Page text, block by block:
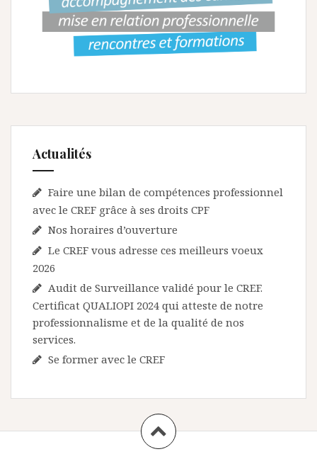
a
r
Actualités
Faire une bilan de compétences professionnel
avec le CREF grâce à ses droits CPF
Nos horaires d’ouverture
Le CREF vous adresse ces meilleurs voeux
2026
Audit de Surveillance validé pour le CREF.
Certificat QUALIOPI 2024 qui atteste de notre
professionnalisme et de la qualité de nos
services.
Se former avec le CREF